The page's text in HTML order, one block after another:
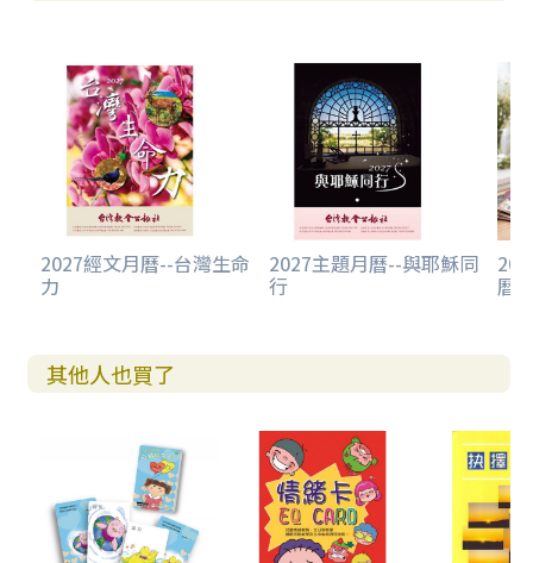
2027經文月曆--台灣生命
力
2027主題月曆--與耶穌同
行 曆
其他人也買了